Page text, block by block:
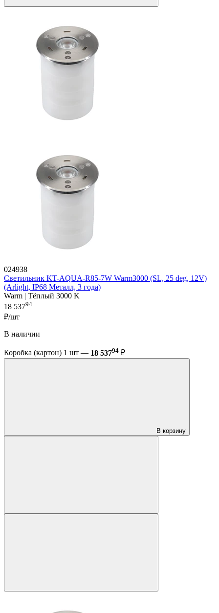
024938
Светильник KT-AQUA-R85-7W Warm3000 (SL, 25 deg, 12V)
(Arlight, IP68 Металл, 3 года)
Warm | Тёплый 3000 K
18 53794
₽/шт
В наличии
Коробка (картон) 1 шт — 18 53794 ₽
В корзину